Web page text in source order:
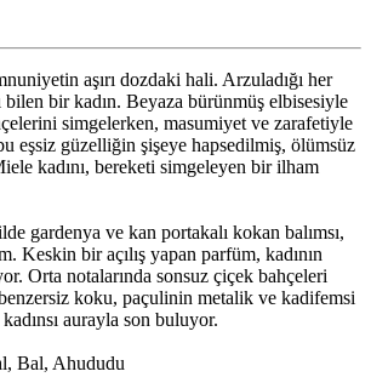
aşırı dozdaki hali. Arzuladığı her
bilen bir kadın. Beyaza bürünmüş elbisesiyle
simgelerken, masumiyet ve zarafetiyle
eşsiz güzelliğin şişeye hapsedilmiş, ölümsüz
kadını, bereketi simgeleyen bir ilham
gardenya ve kan portakalı kokan balımsı,
Keskin bir açılış yapan parfüm, kadının
Orta notalarında sonsuz çiçek bahçeleri
benzersiz koku, paçulinin metalik ve kadifemsi
aurayla son buluyor.
Bal, Ahududu